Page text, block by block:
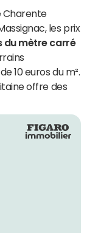
Charente
les prix
du mètre carré
10 euros du m².
offre des